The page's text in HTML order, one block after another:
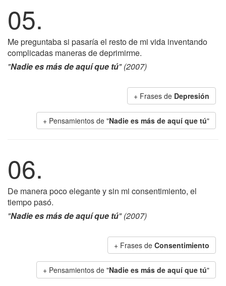
05.
Me preguntaba si pasaría el resto de mi vida inventando
complicadas maneras de deprimirme.
"Nadie es más de aquí que tú" (2007)
+ Frases de Depresión
+ Pensamientos de "Nadie es más de aquí que tú"
06.
De manera poco elegante y sin mi consentimiento, el
tiempo pasó.
"Nadie es más de aquí que tú" (2007)
+ Frases de Consentimiento
+ Pensamientos de "Nadie es más de aquí que tú"